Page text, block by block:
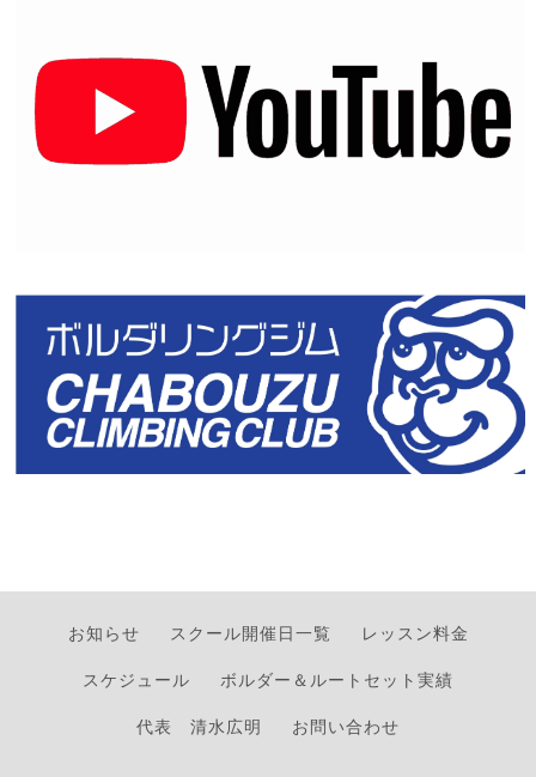
お知らせ スクール開催日一覧
レッスン料金
スケジュール
ボルダー＆ルートセット実績
代表 清水広明
お問い合わせ